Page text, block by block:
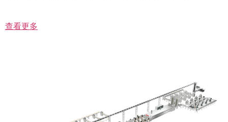
查看更多